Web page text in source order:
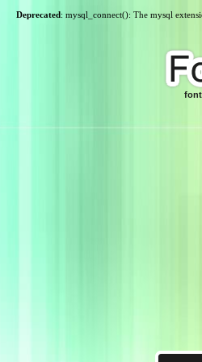
Deprecated: mysql_connect(): The mysql